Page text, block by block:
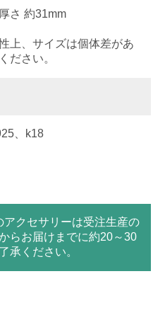
さ 約31mm
上、サイズは個体差があ
ださい。
、k18
クセサリーは受注生産の
らお届けまでに約20～30
承ください。